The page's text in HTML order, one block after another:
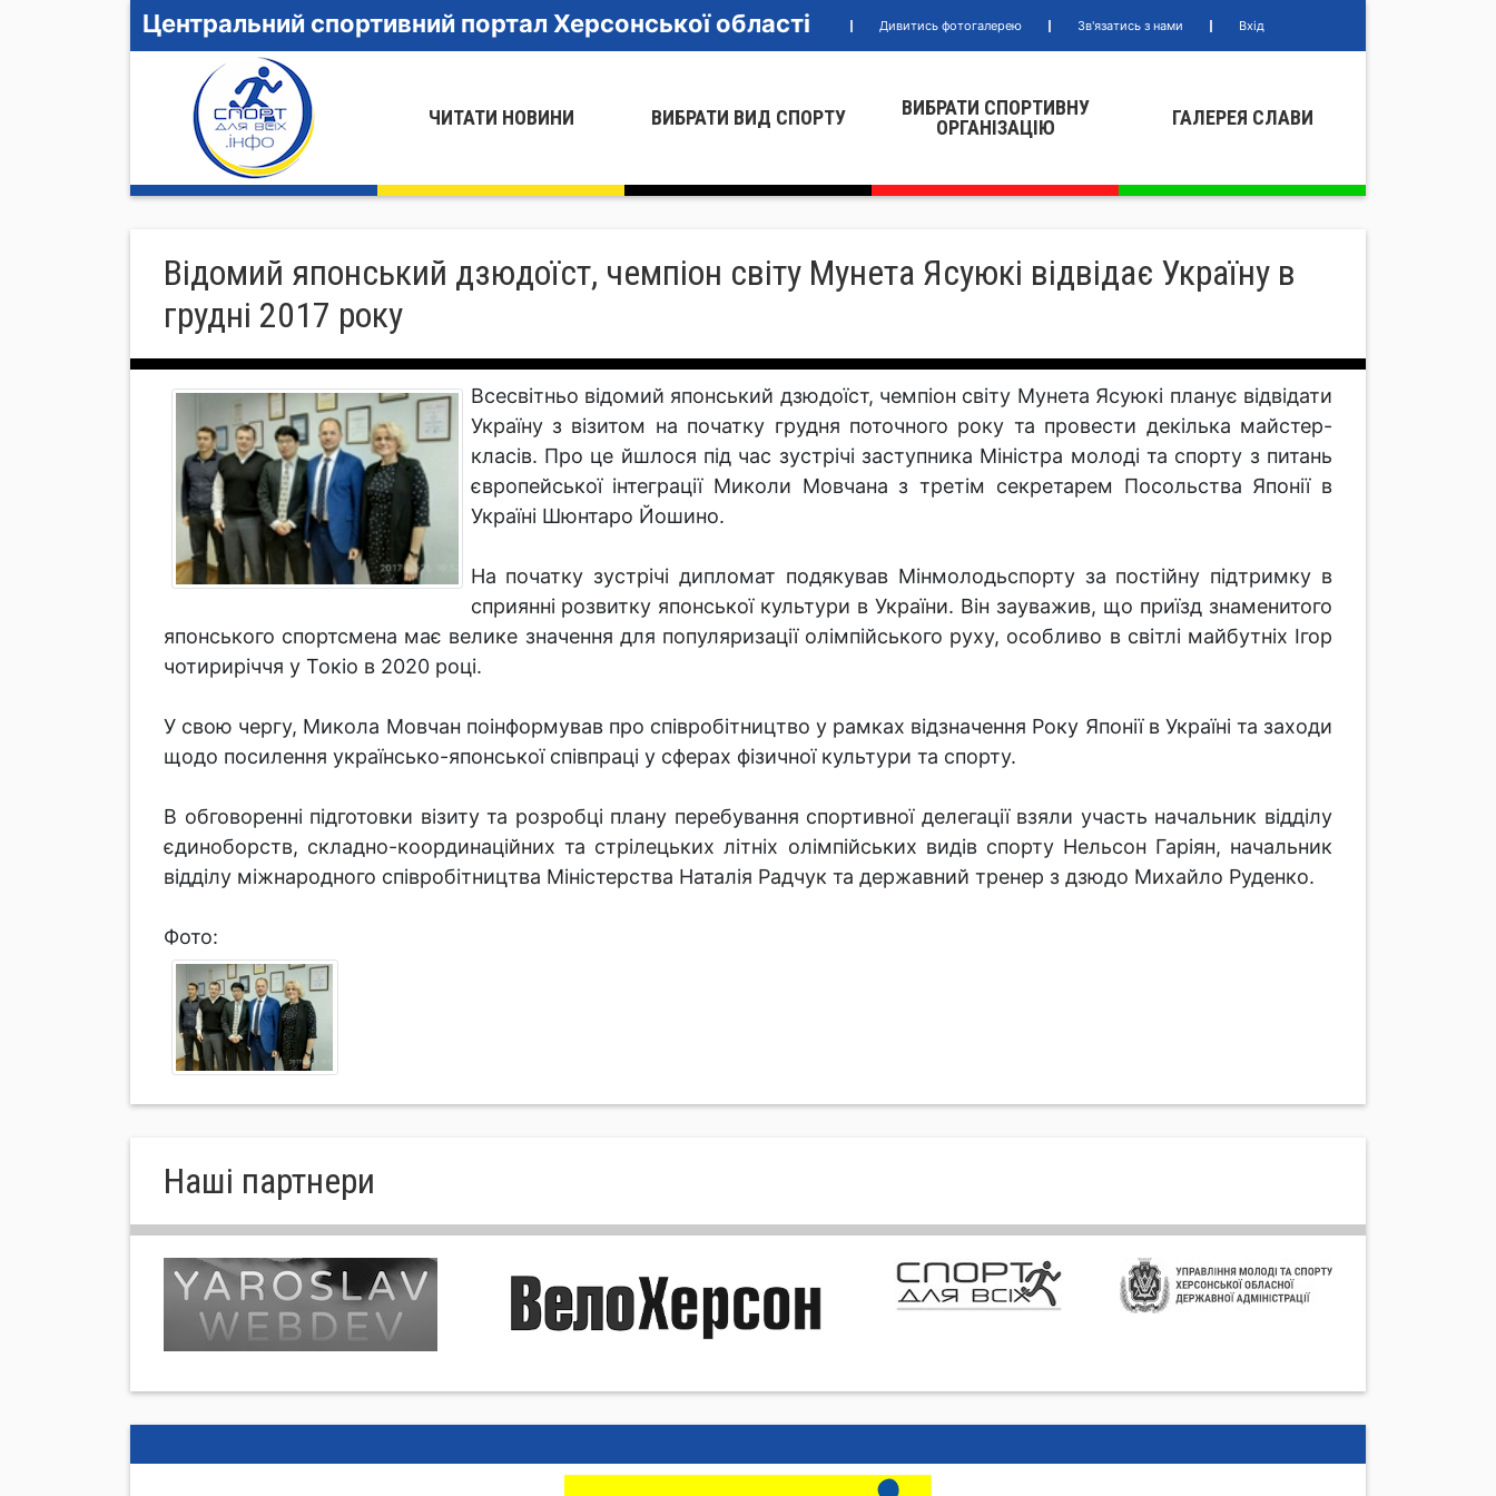
Центральний спортивний портал Херсонської області Дивитись фотогалерею Зв'язатись з нами Вхід
ЧИТАТИ НОВИНИ ВИБРАТИ ВИД СПОРТУ
ВИБРАТИ СПОРТИВНУ
ОРГАНIЗАЦIЮ
ГАЛЕРЕЯ СЛАВИ
Відомий японський дзюдоїст, чемпіон світу Мунета Ясуюкі відвідає Україну в
грудні 2017 року
Всесвітньо відомий японський дзюдоїст, чемпіон світу Мунета Ясуюкі планує відвідати
Україну з візитом на початку грудня поточного року та провести декілька майстер-
класів. Про це йшлося під час зустрічі заступника Міністра молоді та спорту з питань
європейської інтеграції Миколи Мовчана з третім секретарем Посольства Японії в
Україні Шюнтаро Йошино.
На початку зустрічі дипломат подякував Мінмолодьспорту за постійну підтримку в
сприянні розвитку японської культури в України. Він зауважив, що приїзд знаменитого
японського спортсмена має велике значення для популяризації олімпійського руху, особливо в світлі майбутніх Ігор
чотириріччя у Токіо в 2020 році.
У свою чергу, Микола Мовчан поінформував про співробітництво у рамках відзначення Року Японії в Україні та заходи
щодо посилення українсько-японської співпраці у сферах фізичної культури та спорту.
В обговоренні підготовки візиту та розробці плану перебування спортивної делегації взяли участь начальник відділу
єдиноборств, складно-координаційних та стрілецьких літніх олімпійських видів спорту Нельсон Гаріян, начальник
відділу міжнародного співробітництва Міністерства Наталія Радчук та державний тренер з дзюдо Михайло Руденко.
Фото:
Нашi партнери